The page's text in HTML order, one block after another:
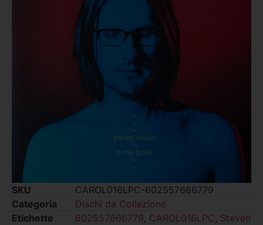
SKU
CAROL016LPC-602557666779
Categoria
Dischi da Collezione
Etichette
602557666779, CAROL016LPC , Steven